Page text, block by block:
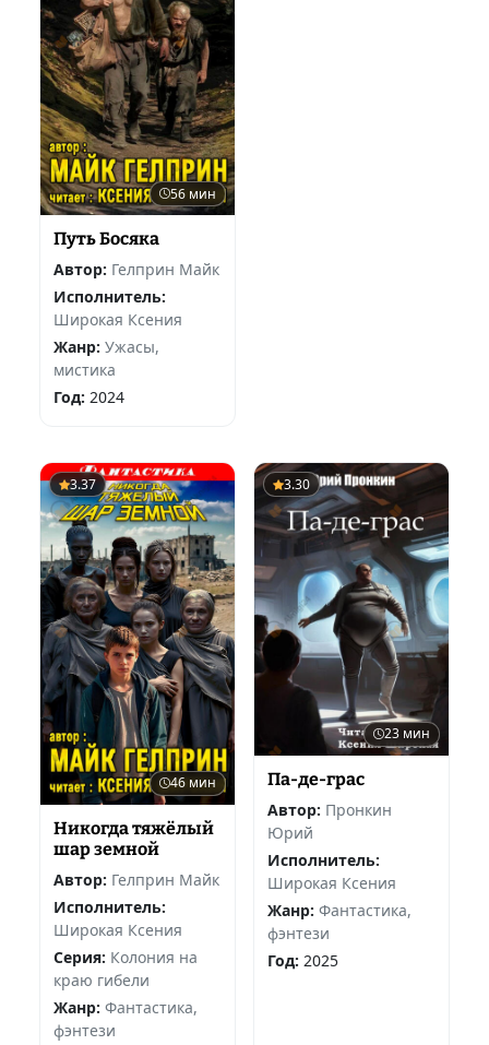
56 мин
Путь Босяка
Автор: Гелприн Майк
Исполнитель:
Широкая Ксения
Жанр: Ужасы,
мистика
Год: 2024
3.37
46 мин
Никогда тяжёлый
шар земной
Автор: Гелприн Майк
Исполнитель:
Широкая Ксения
Серия: Колония на
краю гибели
Жанр: Фантастика,
фэнтези
3.30
23 мин
Па-де-грас
Автор: Пронкин
Юрий
Исполнитель:
Широкая Ксения
Жанр: Фантастика,
фэнтези
Год: 2025